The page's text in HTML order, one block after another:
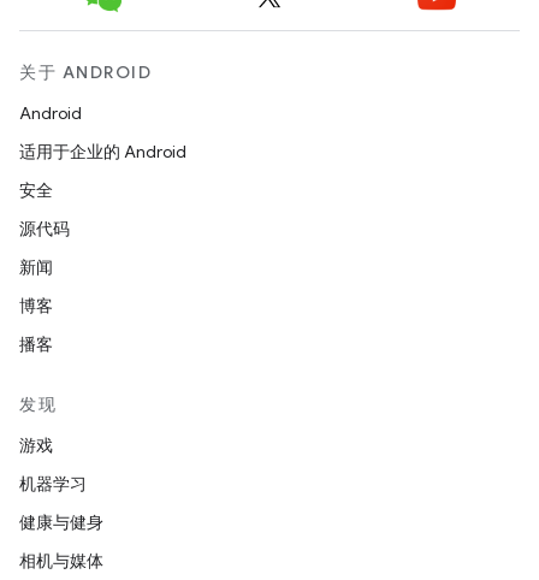
关于 ANDROID
Android
适用于企业的 Android
安全
源代码
新闻
博客
播客
发现
游戏
机器学习
健康与健身
相机与媒体